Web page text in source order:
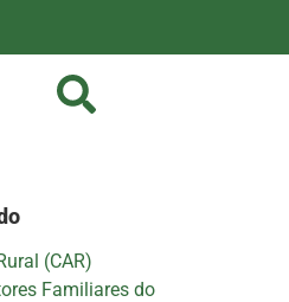
(CAR)
Familiares do